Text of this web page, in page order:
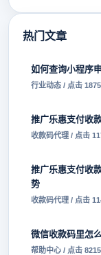
热门文章
如何查询小程序
行业动态 / 点击
推广乐惠支付收
收款码代理 / 点击
推广乐惠支付收
势
收款码代理 / 点击
微信收款码里怎
帮助中心 / 点击